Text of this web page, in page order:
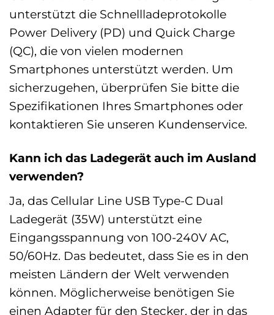
unterstützt die Schnellladeprotokolle
Power Delivery (PD) und Quick Charge
(QC), die von vielen modernen
Smartphones unterstützt werden. Um
sicherzugehen, überprüfen Sie bitte die
Spezifikationen Ihres Smartphones oder
kontaktieren Sie unseren Kundenservice.
Kann ich das Ladegerät auch im Ausland
verwenden?
Ja, das Cellular Line USB Type-C Dual
Ladegerät (35W) unterstützt eine
Eingangsspannung von 100-240V AC,
50/60Hz. Das bedeutet, dass Sie es in den
meisten Ländern der Welt verwenden
können. Möglicherweise benötigen Sie
einen Adapter für den Stecker, der in das